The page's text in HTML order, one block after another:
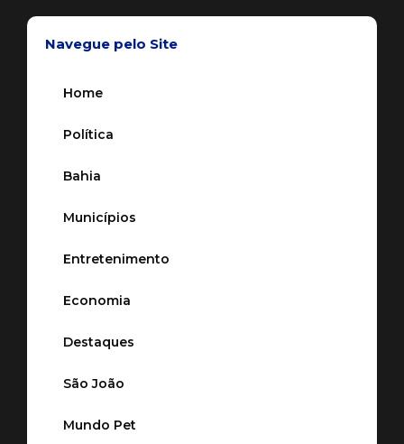
Navegue pelo Site
Home
Política
Bahia
Municípios
Entretenimento
Economia
Destaques
São João
Mundo Pet